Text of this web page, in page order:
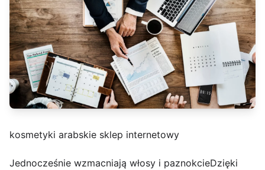
kosmetyki arabskie sklep internetowy
Jednocześnie wzmacniają włosy i paznokcieDzięki